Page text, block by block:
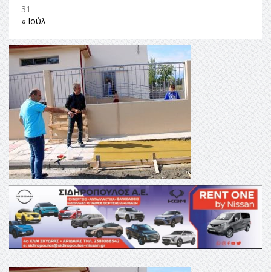
31
« Ιούλ